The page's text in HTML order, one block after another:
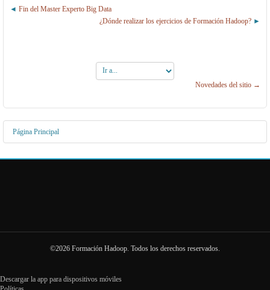
Fin del Master Experto Big Data
¿Dónde realizar los ejercicios de Formación Hadoop?
Ir
a...
Novedades del sitio →
Página Principal
©2026 Formación Hadoop. Todos los derechos reservados.
Descargar la app para dispositivos móviles